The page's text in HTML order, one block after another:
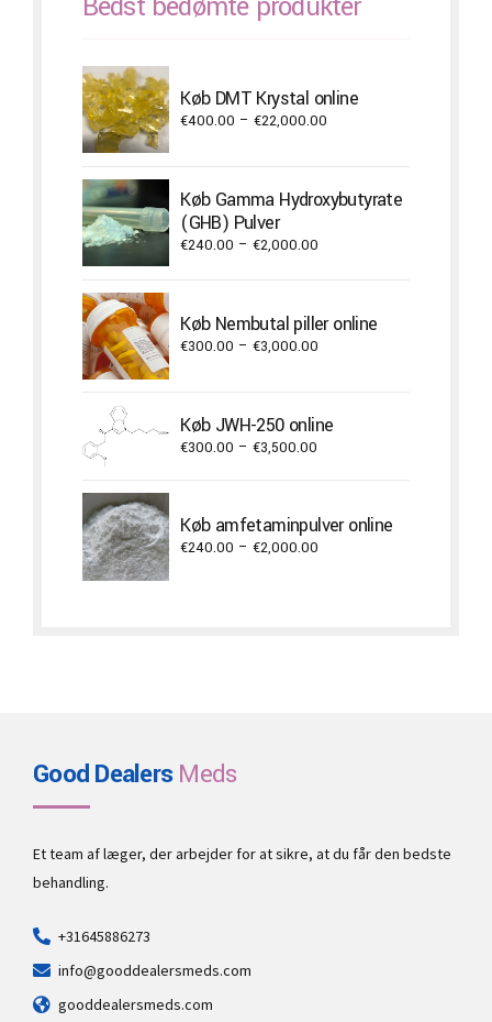
Køb DMT Krystal online
€400.00 – €22,000.00
through
€22,000.00
Køb Gamma Hydroxybutyrate
(GHB) Pulver
€240.00 – €2,000.00
through
€2,000.00
Køb Nembutal piller online
€300.00 – €3,000.00
Køb JWH-250 online
€300.00 – €3,500.00
through
€3,500.00
Køb amfetaminpulver online
€240.00 – €2,000.00
Good DealersMeds
Et team af læger, der arbejder for at sikre, at du får den bedste
behandling.
+31645886273
info@gooddealersmeds.com
gooddealersmeds.com